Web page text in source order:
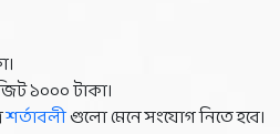
১০০০ টাকা।
শর্তাবলীগুলো মেনে সংযোগ নিতে হবে।